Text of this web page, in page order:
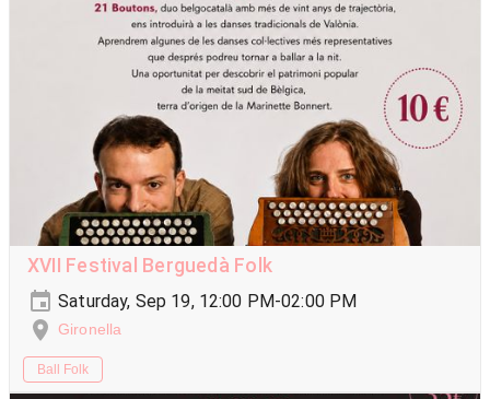
XVII Festival Berguedà Folk
Saturday, Sep 19, 12:00 PM-02:00 PM
Gironella
Ball Folk